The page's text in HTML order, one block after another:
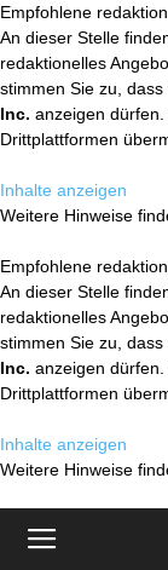
Empfohlene
An dieser Stelle
redaktionelles
stimmen Sie zu,
Inc. anzeigen
Drittplattformen
Inhalte anzeigen
Weitere Hinweise
Empfohlene
An dieser Stelle
redaktionelles
stimmen Sie zu,
Inc. anzeigen
Drittplattformen
Inhalte anzeigen
Weitere Hinweise